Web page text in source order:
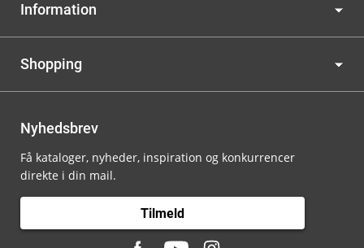
Information
Shopping
Nyhedsbrev
Få kataloger, nyheder, inspiration og konkurrencer
direkte i din mail.
Tilmeld